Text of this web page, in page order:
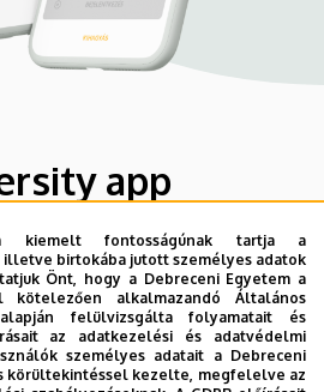
app
ajánljuk a Debreceni
melyet hallgatói számára
bevezetésével célunk, hogy
egyetemi mindennapokban, a
gyorsan elérhető
kiemelt fontosságúnak tartja a
birtokába jutott személyes adatok
Önt, hogy a Debreceni Egyetem a
kötelezően alkalmazandó Általános
felülvizsgálta folyamatait és
az adatkezelési és adatvédelmi
személyes adatait a Debreceni
körültekintéssel kezelte, megfelelve az